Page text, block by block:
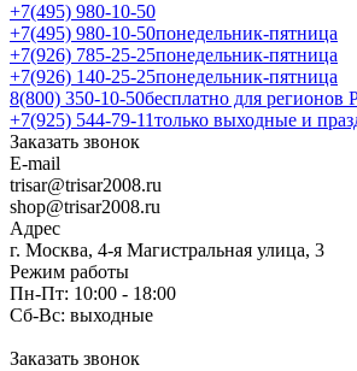
+7(495) 980-10-50
+7(495) 980-10-50понедельник-пятница
+7(926) 785-25-25понедельник-пятница
+7(926) 140-25-25понедельник-пятница
8(800) 350-10-50бесплатно для регионов
+7(925) 544-79-11только выходные и
Заказать звонок
E-mail
trisar@trisar2008.ru
shop@trisar2008.ru
Адрес
г. Москва, 4-я Магистральная улица, 3
Режим работы
Пн-Пт: 10:00 - 18:00
Сб-Вс: выходные
Заказать звонок